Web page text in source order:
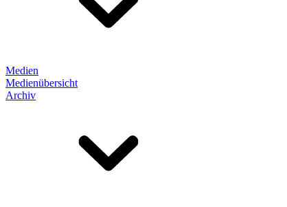
Medien
Medienübersicht
Archiv